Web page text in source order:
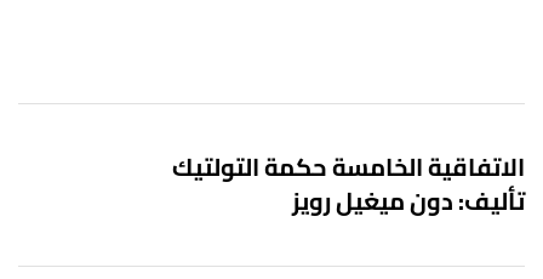
الاتفاقية الخامسة حكمة التولتيك
تأليف: دون ميغيل رويز